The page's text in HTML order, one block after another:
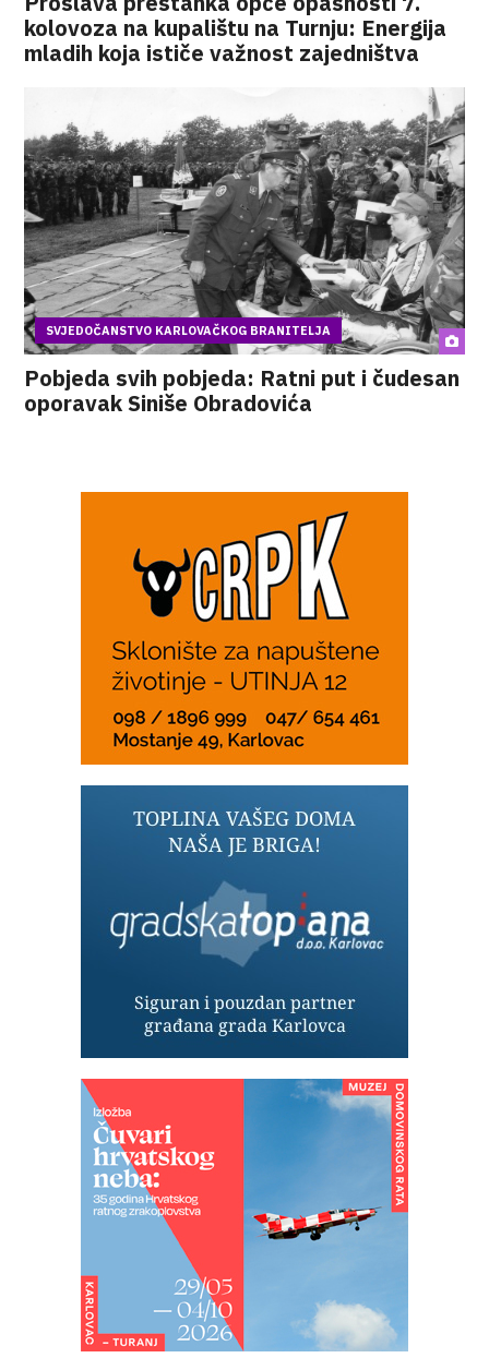
kolovoza na kupalištu na Turnju: Energija
mladih koja ističe važnost zajedništva
SVJEDOČANSTVO KARLOVAČKOG BRANITELJA
Pobjeda svih pobjeda: Ratni put i čudesan
oporavak Siniše Obradovića